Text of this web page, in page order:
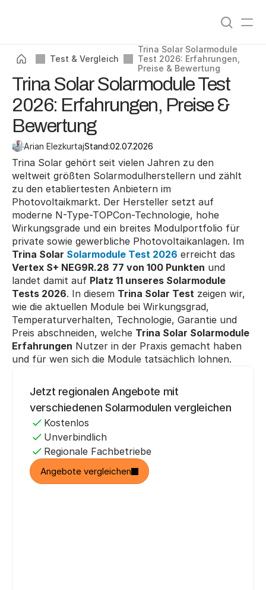
Test & Vergleich
Trina Solar Solarmodule
Test 2026: Erfahrungen,
Preise & Bewertung
Trina Solar Solarmodule Test
2026: Erfahrungen, Preise &
Bewertung
Arian ElezkurtajStand:02.07.2026
Trina Solar gehört seit vielen Jahren zu den
weltweit größten Solarmodulherstellern und zählt
zu den etabliertesten Anbietern im
Photovoltaikmarkt. Der Hersteller setzt auf
moderne N-Type-TOPCon-Technologie, hohe
Wirkungsgrade und ein breites Modulportfolio für
Trina Solar Solarmodule Test 2026
Vertex S+ NEG9R.28 77 von 100 Punkten und
landet damit auf Platz 11 unseres Solarmodule
Tests 2026. In diesem Trina Solar Test zeigen wir,
wie die aktuellen Module bei Wirkungsgrad,
Temperaturverhalten, Technologie, Garantie und
Preis abschneiden, welche Trina Solar Solarmodule
Erfahrungen Nutzer in der Praxis gemacht haben
und für wen sich die Module tatsächlich lohnen.
Jetzt regionalen Angebote mit
verschiedenen Solarmodulen vergleichen
Kostenlos
Unverbindlich
Regionale Fachbetriebe
Angebote vergleichen
Bis zu
30 %
sparen